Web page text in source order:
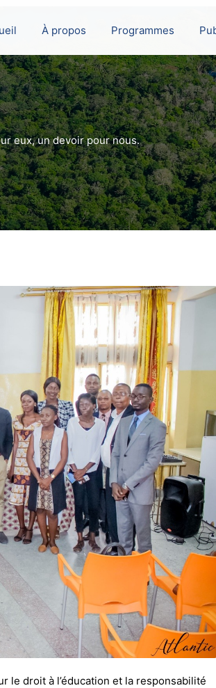
À propos Programmes
eux, un devoir pour nous.
le droit à l’éducation et la responsabilité